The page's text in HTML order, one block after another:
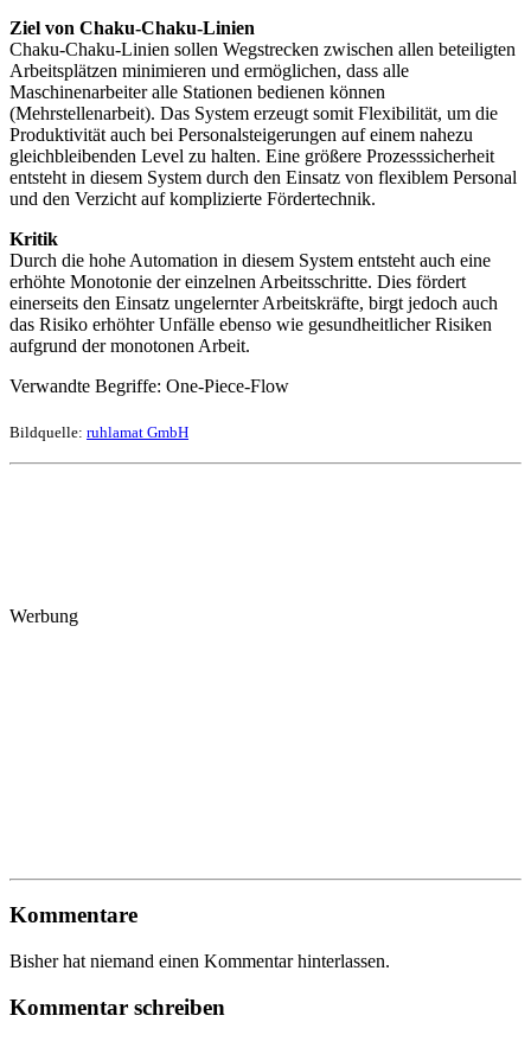
Ziel von Chaku-Chaku-Linien
Chaku-Chaku-Linien sollen Wegstrecken zwischen allen beteiligten
Arbeitsplätzen minimieren und ermöglichen, dass alle
Maschinenarbeiter alle Stationen bedienen können
(Mehrstellenarbeit). Das System erzeugt somit Flexibilität, um die
Produktivität auch bei Personalsteigerungen auf einem nahezu
gleichbleibenden Level zu halten. Eine größere Prozesssicherheit
entsteht in diesem System durch den Einsatz von flexiblem Personal
und den Verzicht auf komplizierte Fördertechnik.
Kritik
Durch die hohe Automation in diesem System entsteht auch eine
erhöhte Monotonie der einzelnen Arbeitsschritte. Dies fördert
einerseits den Einsatz ungelernter Arbeitskräfte, birgt jedoch auch
das Risiko erhöhter Unfälle ebenso wie gesundheitlicher Risiken
aufgrund der monotonen Arbeit.
Verwandte Begriffe: One-Piece-Flow
Bildquelle: ruhlamat GmbH
Werbung
Kommentare
Bisher hat niemand einen Kommentar hinterlassen.
Kommentar schreiben